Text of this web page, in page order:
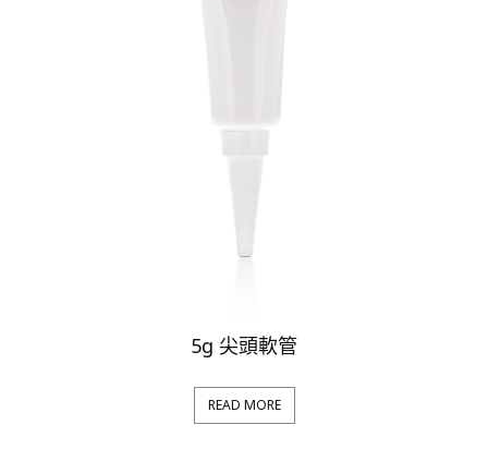
5g 尖頭軟管
READ MORE